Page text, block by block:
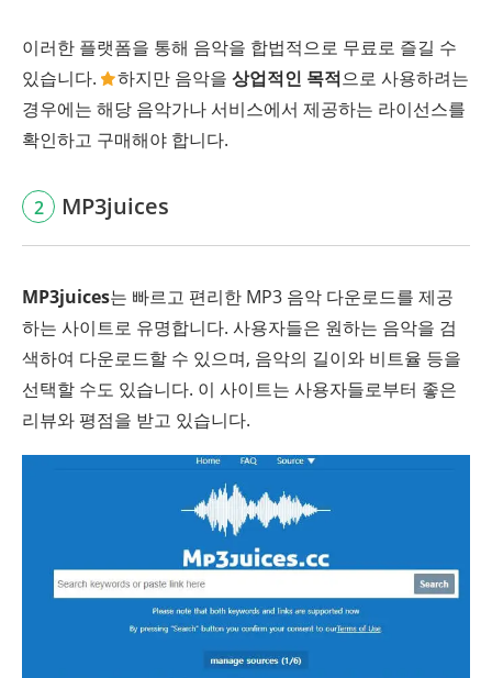
이러한 플랫폼을 통해 음악을 합법적으로 무료로 즐길 수
있습니다.
하지만 음악을 상업적인 목적으로 사용하려는
경우에는 해당 음악가나 서비스에서 제공하는 라이선스를
확인하고 구매해야 합니다.
2 MP3juices
MP3juices는 빠르고 편리한 MP3 음악 다운로드를 제공
하는 사이트로 유명합니다. 사용자들은 원하는 음악을 검
색하여 다운로드할 수 있으며, 음악의 길이와 비트율 등을
선택할 수도 있습니다. 이 사이트는 사용자들로부터 좋은
리뷰와 평점을 받고 있습니다.